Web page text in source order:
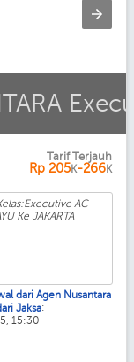
AC (2+2)
Tarif Terjauh
Rp 205K-266K
AC
Ke JAKARTA
dari Agen Nusantara
Jaksa:
15:30